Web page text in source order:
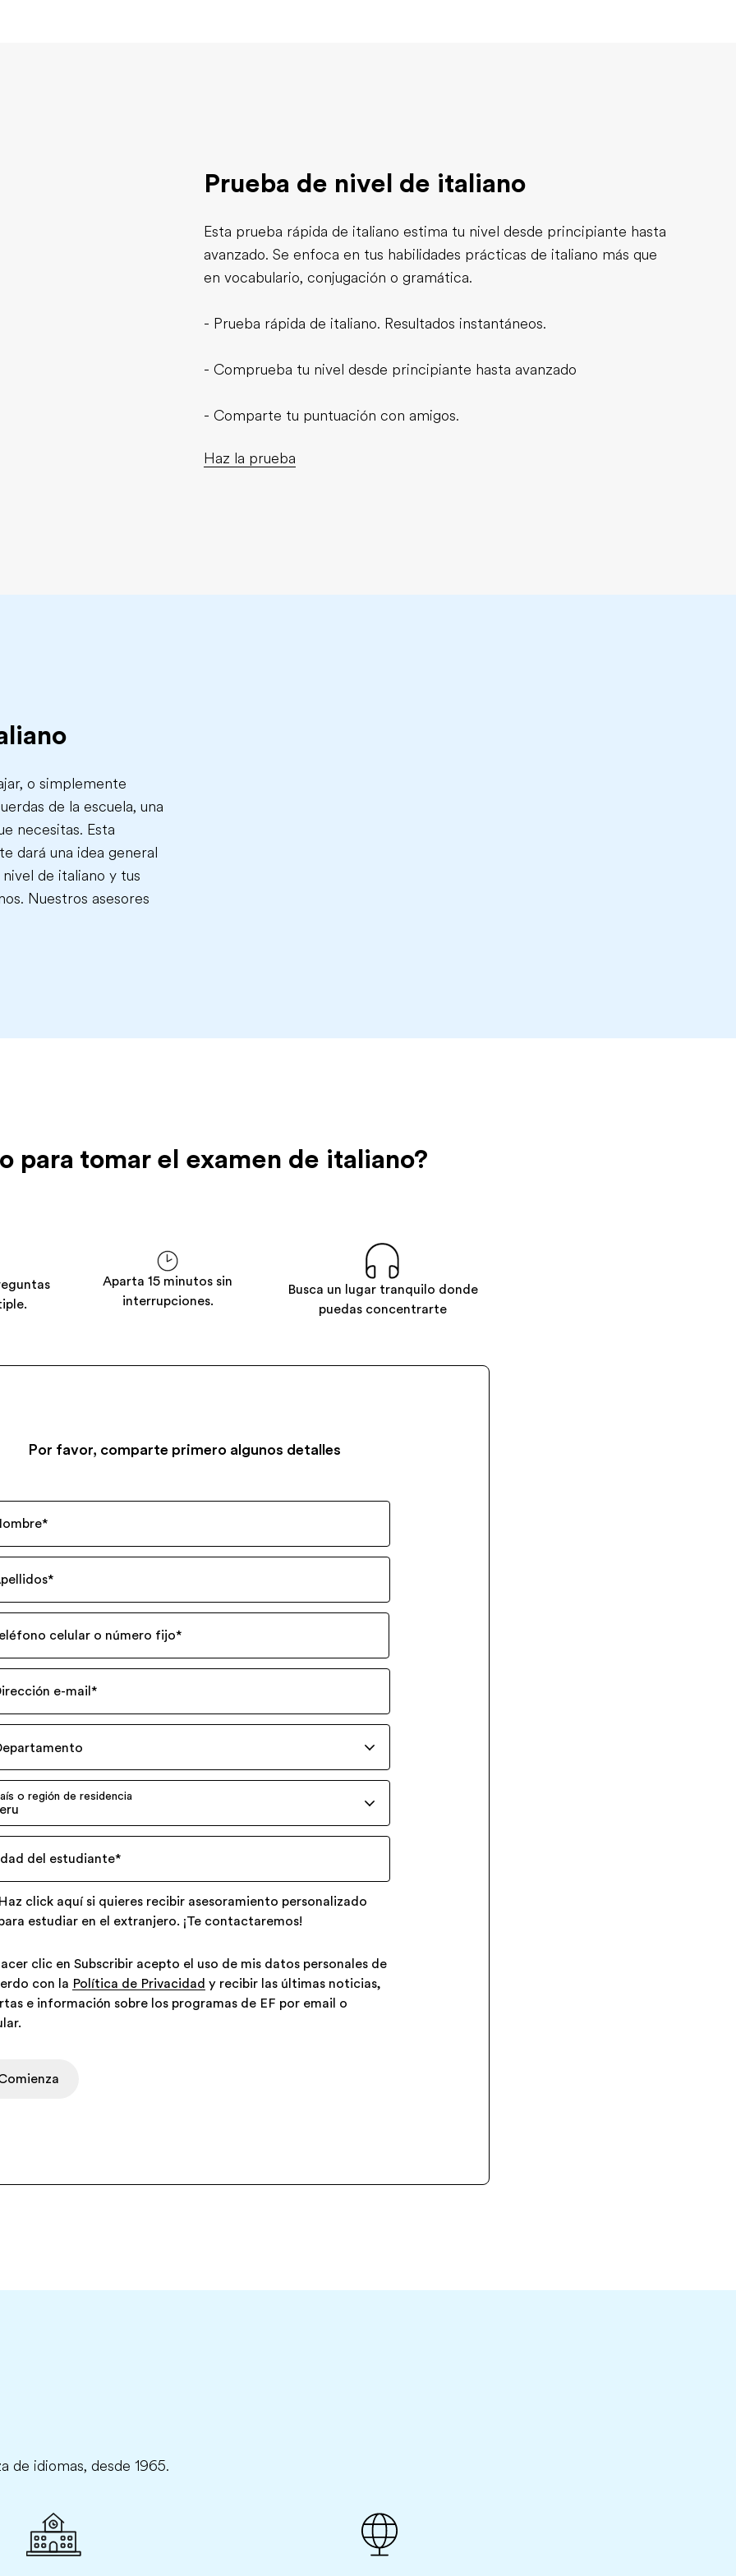
Prueba de nivel de italiano
Esta prueba rápida de italiano estima tu nivel desde principiante hasta
avanzado. Se enfoca en tus habilidades prácticas de italiano más que
en vocabulario, conjugación o gramática.
- Prueba rápida de italiano. Resultados instantáneos.
- Comprueba tu nivel desde principiante hasta avanzado
- Comparte tu puntuación con amigos.
Haz la prueba
o simplemente
de la escuela, una
necesitas. Esta
dará una idea general
de italiano y tus
Nuestros asesores
para tomar el examen de italiano?
Aparta 15 minutos sin
interrupciones.
Busca un lugar tranquilo donde
puedas concentrarte
Por favor, comparte primero algunos detalles
*
*
celular o número fijo*
e-mail *
o región de residencia
del estudiante*
Haz click aquí si quieres recibir asesoramiento personalizado
estudiar en el extranjero. ¡Te contactaremos!
clic en Subscribir acepto el uso de mis datos personales de
con la Política de Privacidad y recibir las últimas noticias,
e información sobre los programas de EF por email o
de idiomas, desde 1965.